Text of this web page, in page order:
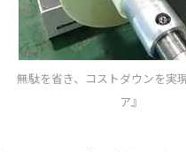
無駄を省き、コストダウンを実
ア』